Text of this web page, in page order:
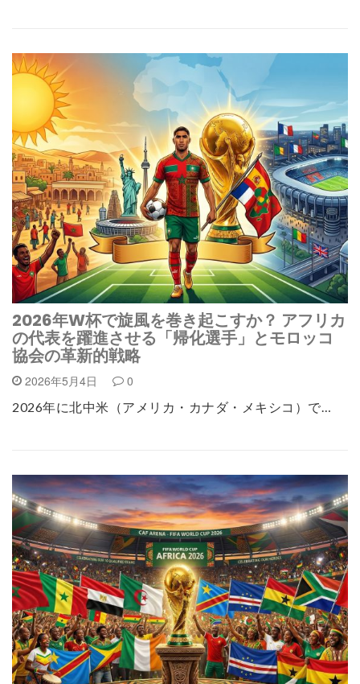
2026年W杯で旋風を巻き起こすか？ アフリカ
の代表を躍進させる「帰化選手」とモロッコ
協会の革新的戦略
2026年5月4日 0
2026年に北中米（アメリカ・カナダ・メキシコ）で…